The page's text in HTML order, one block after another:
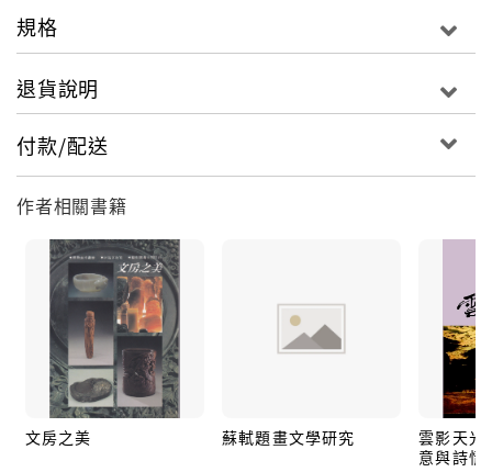
規格
退貨說明
付款/配送
作者相關書籍
文房之美 蘇軾題畫文學研究
雲影天光
意與詩情